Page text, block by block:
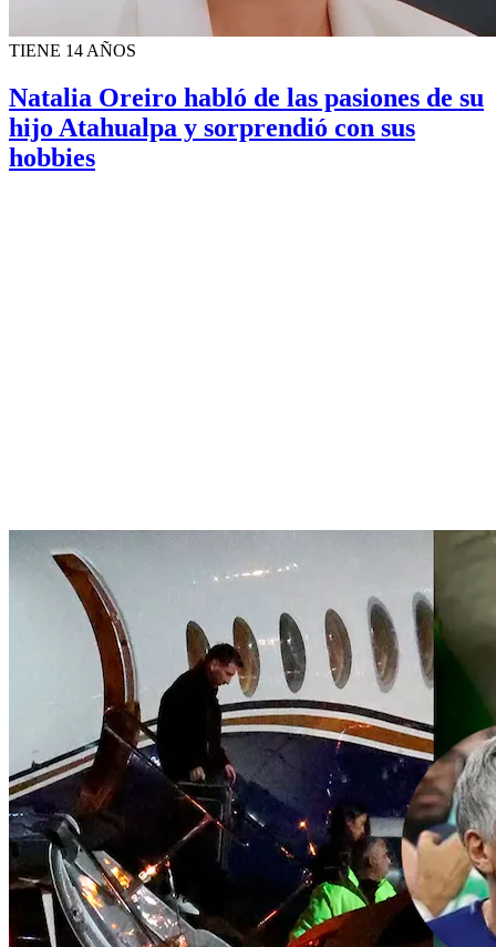
TIENE 14 AÑOS
Natalia Oreiro habló de las pasiones de su
hijo Atahualpa y sorprendió con sus
hobbies